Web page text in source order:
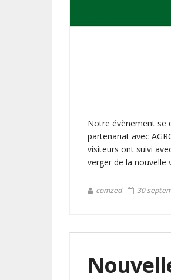
Notre évènement se
partenariat avec
visiteurs ont suivi
verger de la nouvelle
comzed 30